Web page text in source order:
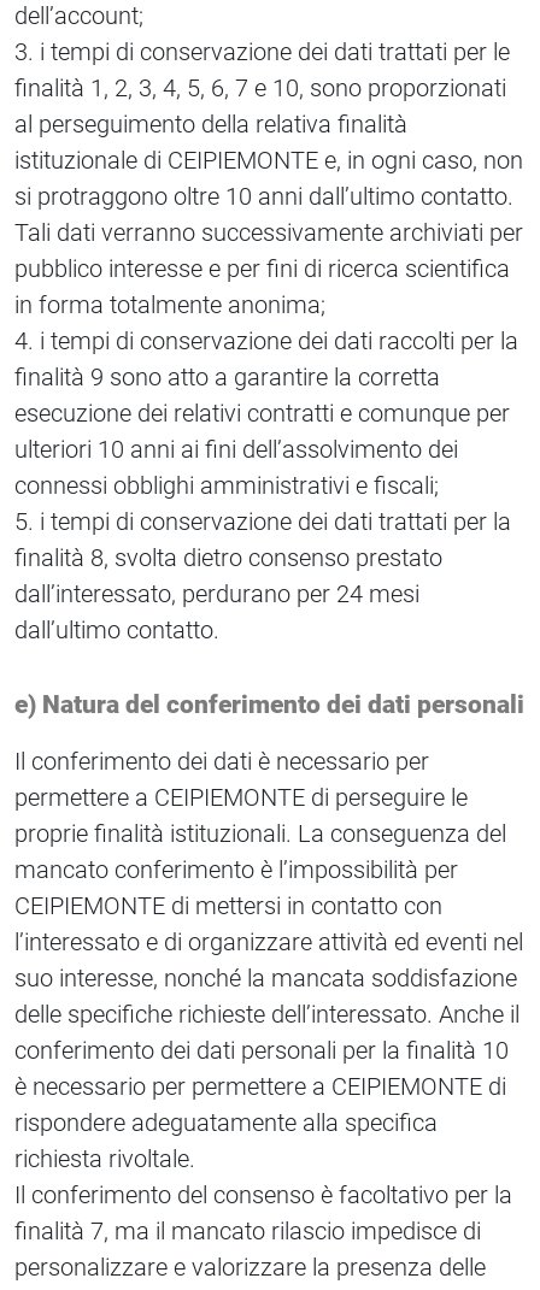
dell’account;
3. i tempi di conservazione dei dati trattati per le
finalità 1, 2, 3, 4, 5, 6, 7 e 10, sono proporzionati
al perseguimento della relativa finalità
istituzionale di CEIPIEMONTE e, in ogni caso, non
si protraggono oltre 10 anni dall’ultimo contatto.
Tali dati verranno successivamente archiviati per
pubblico interesse e per fini di ricerca scientifica
in forma totalmente anonima;
4. i tempi di conservazione dei dati raccolti per la
finalità 9 sono atto a garantire la corretta
esecuzione dei relativi contratti e comunque per
ulteriori 10 anni ai fini dell’assolvimento dei
connessi obblighi amministrativi e fiscali;
5. i tempi di conservazione dei dati trattati per la
finalità 8, svolta dietro consenso prestato
dall’interessato, perdurano per 24 mesi
dall’ultimo contatto.
e) Natura del conferimento dei dati personali
Il conferimento dei dati è necessario per
permettere a CEIPIEMONTE di perseguire le
proprie finalità istituzionali. La conseguenza del
mancato conferimento è l’impossibilità per
CEIPIEMONTE di mettersi in contatto con
l’interessato e di organizzare attività ed eventi nel
suo interesse, nonché la mancata soddisfazione
delle specifiche richieste dell’interessato. Anche il
conferimento dei dati personali per la finalità 10
è necessario per permettere a CEIPIEMONTE di
rispondere adeguatamente alla specifica
richiesta rivoltale.
Il conferimento del consenso è facoltativo per la
finalità 7, ma il mancato rilascio impedisce di
personalizzare e valorizzare la presenza delle